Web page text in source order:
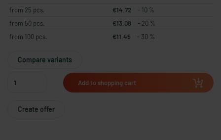
from 25 pcs. €14.72
- 10 %
from 50 pcs.
€13.08
- 20 %
from 100 pcs.
€11.45 - 30 %
Compare variants
Add to shopping cart
Create offer